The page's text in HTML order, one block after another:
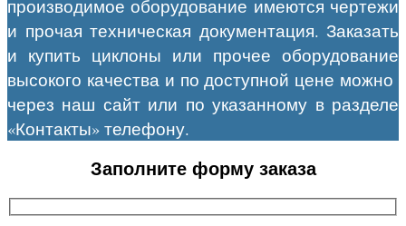
производимое оборудование имеются чертежи
и прочая техническая документация. Заказать
и купить циклоны или прочее оборудование
высокого качества и по доступной цене можно
через наш сайт или по указанному в разделе
«Контакты» телефону.
Заполните форму заказа